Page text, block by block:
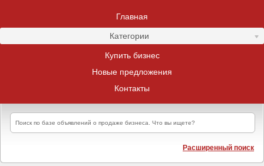
Главная
Категории
Купить бизнес
Новые предложения
Контакты
Расширенный поиск